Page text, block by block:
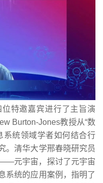
特邀嘉宾进行了主旨演
Burton-Jones教授从“数
系统领域学者如何结合行
。清华大学邢春晓研究员
元宇宙，探讨了元宇宙
系统的应用案例，指明了